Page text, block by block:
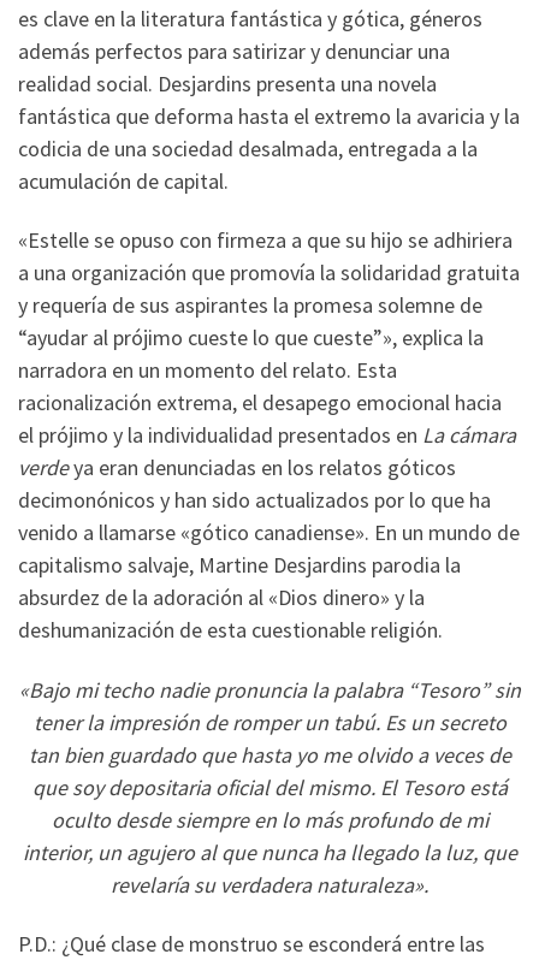
es clave en la literatura fantástica y gótica, géneros
además perfectos para satirizar y denunciar una
realidad social. Desjardins presenta una novela
fantástica que deforma hasta el extremo la avaricia y la
codicia de una sociedad desalmada, entregada a la
acumulación de capital.
«Estelle se opuso con firmeza a que su hijo se adhiriera
a una organización que promovía la solidaridad gratuita
y requería de sus aspirantes la promesa solemne de
“ayudar al prójimo cueste lo que cueste”», explica la
narradora en un momento del relato. Esta
racionalización extrema, el desapego emocional hacia
el prójimo y la individualidad presentados en La cámara
verdeya eran denunciadas en los relatos góticos
decimonónicos y han sido actualizados por lo que ha
venido a llamarse «gótico canadiense». En un mundo de
capitalismo salvaje, Martine Desjardins parodia la
absurdez de la adoración al «Dios dinero» y la
deshumanización de esta cuestionable religión.
«Bajo mi techo nadie pronuncia la palabra “Tesoro” sin
tener la impresión de romper un tabú. Es un secreto
tan bien guardado que hasta yo me olvido a veces de
que soy depositaria oficial del mismo. El Tesoro está
oculto desde siempre en lo más profundo de mi
interior, un agujero al que nunca ha llegado la luz, que
revelaría su verdadera naturaleza».
P.D.: ¿Qué clase de monstruo se esconderá entre las